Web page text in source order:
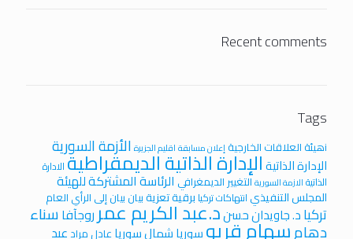
Recent comments
Tags
iهيئة العلاقات الخارجية إعلان مسابقة اقليم الجزيرة الأزمة السورية
الإدارة الذاتيةالإدارة الذاتية الديمقراطيةالادارة
الذاتية الازمة السوريةالتغيير الديمغرافي الرئاسة المشتركة للهيئة
المجلس التنفيذيانتهاكات تركيا برقية تعزيةبيان بيان إلى الرأي العام
تركياد. جاويدان حسند.عبد الكريم عمرروجآفاسناء
دهامسهام قريوسورياشمال سورياعادل مرادعبد